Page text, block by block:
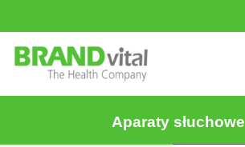
Aparaty słuchowe